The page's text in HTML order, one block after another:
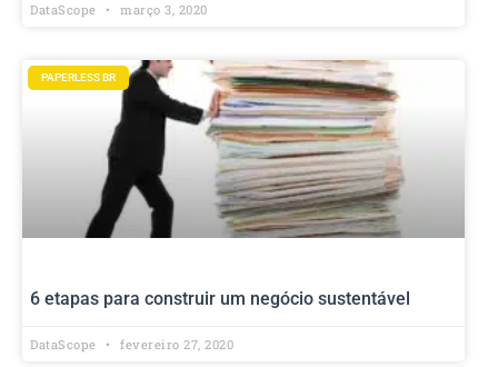
DataScope março 3, 2020
PAPERLESS BR
6 etapas para construir um negócio sustentável
DataScope fevereiro 27, 2020